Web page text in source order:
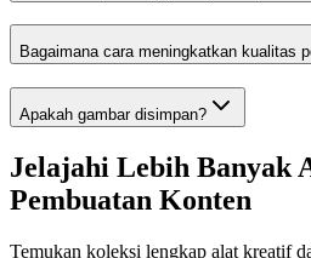
Bagaimana cara meningkatkan kualitas
Apakah gambar disimpan?
Jelajahi Lebih Banyak
Pembuatan Konten
Temukan koleksi lengkap alat kreatif